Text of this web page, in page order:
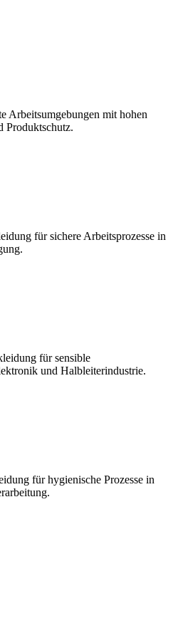
Arbeitsumgebungen mit hohen
Produktschutz.
für sichere Arbeitsprozesse in
für sensible
und Halbleiterindustrie.
für hygienische Prozesse in